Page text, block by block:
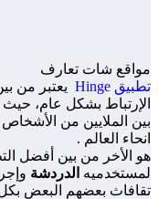
مواقع شات تعارف
تطبيق Hinge
يعتبر من
الإرتباط بشكل عام،
بين الملايين من
انحاء العالم .
هو الأخر من بين أفضل
لمستخدميه الدردشة
تقافاث بعضهم البعض